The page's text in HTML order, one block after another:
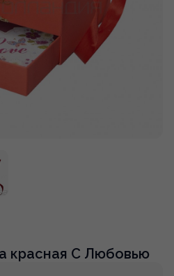
красная С Любовью